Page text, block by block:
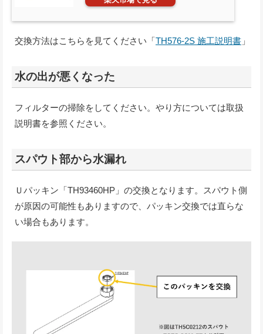
交換方法はこちらを見てください「TH576-2S 施工説明書 」
水の出が悪くなった
フィルターの掃除をしてください。やり方については取扱
説明書を参照ください。
スパウト部から水漏れ
Ｕパッキン「TH93460HP」の交換となります。スパウト側
が原因の可能性もありますので、パッキン交換では直らな
い場合もあります。